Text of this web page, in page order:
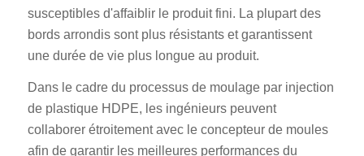
susceptibles d'affaiblir le produit fini. La plupart des
bords arrondis sont plus résistants et garantissent
une durée de vie plus longue au produit.
Dans le cadre du processus de moulage par injection
de plastique HDPE, les ingénieurs peuvent
collaborer étroitement avec le concepteur de moules
afin de garantir les meilleures performances du